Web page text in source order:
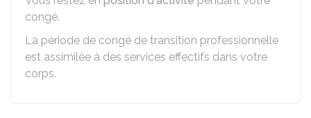
congé.
La période de congé de transition professionnelle
est assimilée à des services effectifs dans votre
corps.